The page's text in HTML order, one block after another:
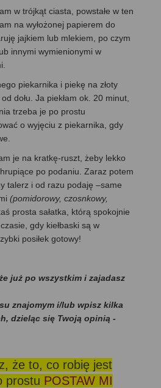
w trójkąt ciasta, powstałe w ten
na wyłożonej papierem do
jajkiem lub mlekiem, po czym
innymi wymienionymi w
piekarnika i piekę na złoty
dołu. Ja piekłam ok. 20 minut,
trzeba je po prostu
o wyjęciu z piekarnika, gdy
je na kratkę-ruszt, żeby lekko
po podaniu. Zaraz potem
talerz i od razu podaję –same
(pomidorowy, czosnkowy,
prosta sałatka, którą spokojnie
gdy kiełbaski są w
posiłek gotowy!
już po wszystkim i zajadasz
znajomym i/lub wpisz kilka
dzieląc się Twoją opinią -
że to, co robię jest
prostu POSTAW MI